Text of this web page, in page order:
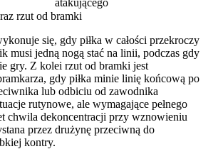
rzut od bramki
się, gdy piłka w całości przekroczy
musi jedną nogą stać na linii, podczas gdy
gry. Z kolei rzut od bramki jest
gdy piłka minie linię końcową po
lub odbiciu od zawodnika
rutynowe, ale wymagające pełnego
chwila dekoncentracji przy wznowieniu
przez drużynę przeciwną do
kontry.